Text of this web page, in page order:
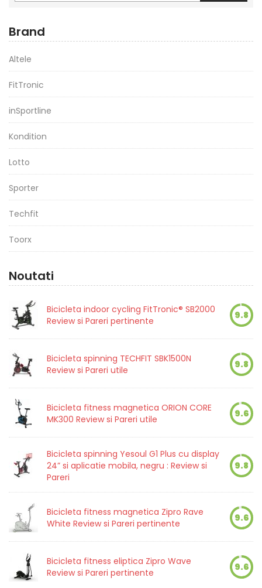
Brand
Altele
FitTronic
inSportline
Kondition
Lotto
Sporter
Techfit
Toorx
Noutati
Bicicleta indoor cycling FitTronic® SB2000
Review si Pareri pertinente
9.8
Bicicleta spinning TECHFIT SBK1500N
Review si Pareri utile
9.8
Bicicleta fitness magnetica ORION CORE
MK300 Review si Pareri utile
9.6
Bicicleta spinning Yesoul G1 Plus cu display
24” si aplicatie mobila, negru : Review si
Pareri
9.8
Bicicleta fitness magnetica Zipro Rave
White Review si Pareri pertinente
9.6
Bicicleta fitness eliptica Zipro Wave
Review si Pareri pertinente
9.6